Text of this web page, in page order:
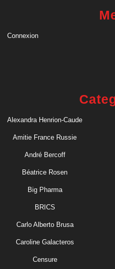
Connexion
Alexandra Henrion-Caude
Amitie France Russie
André Bercoff
Béatrice Rosen
Big Pharma
BRICS
Carlo Alberto Brusa
Caroline Galacteros
Censure